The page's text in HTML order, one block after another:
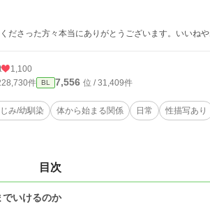
ださった方々本当にありがとうございます。いいね
1,100
件 BL 7,556 位 / 31,409件
み/幼馴染 体から始まる関係 日常 性描写あり
目次
でいけるのか